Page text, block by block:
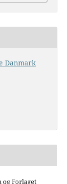
Danmark
og Forlaget